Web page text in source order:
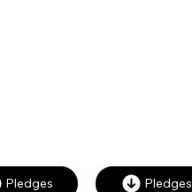
Pledges Pledges